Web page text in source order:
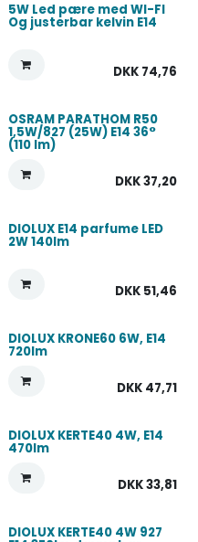
5W Led pære med WI-FI
Og justerbar kelvin E14
DKK 74,76
OSRAM PARATHOM R50
1,5W/827 (25W) E14 36°
(110 lm)
DKK37,20
DIOLUX E14 parfume LED
2W 140lm
DKK 51,46
DIOLUX KRONE60 6W, E14
720lm
DKK 47,71
DIOLUX KERTE40 4W, E14
470lm
DKK33,81
DIOLUX KERTE40 4W 927